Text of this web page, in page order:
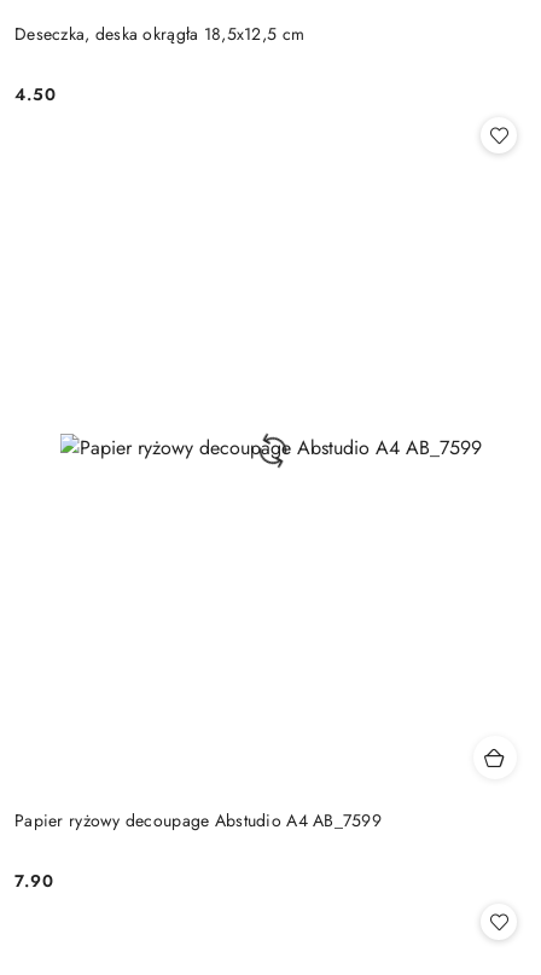
Deseczka, deska okrągła 18,5x12,5 cm
Cena:
4.50
Papier ryżowy decoupage Abstudio A4 AB_7599
Cena:
7.90